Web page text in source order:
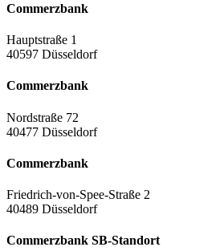
Commerzbank
Hauptstraße 1
40597 Düsseldorf
Commerzbank
Nordstraße 72
40477 Düsseldorf
Commerzbank
Friedrich-von-Spee-Straße 2
40489 Düsseldorf
Commerzbank SB-Standort